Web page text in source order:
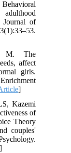
Journal of
M. The
affect
girls.
Article
Kazemi
of
Theory
couples'